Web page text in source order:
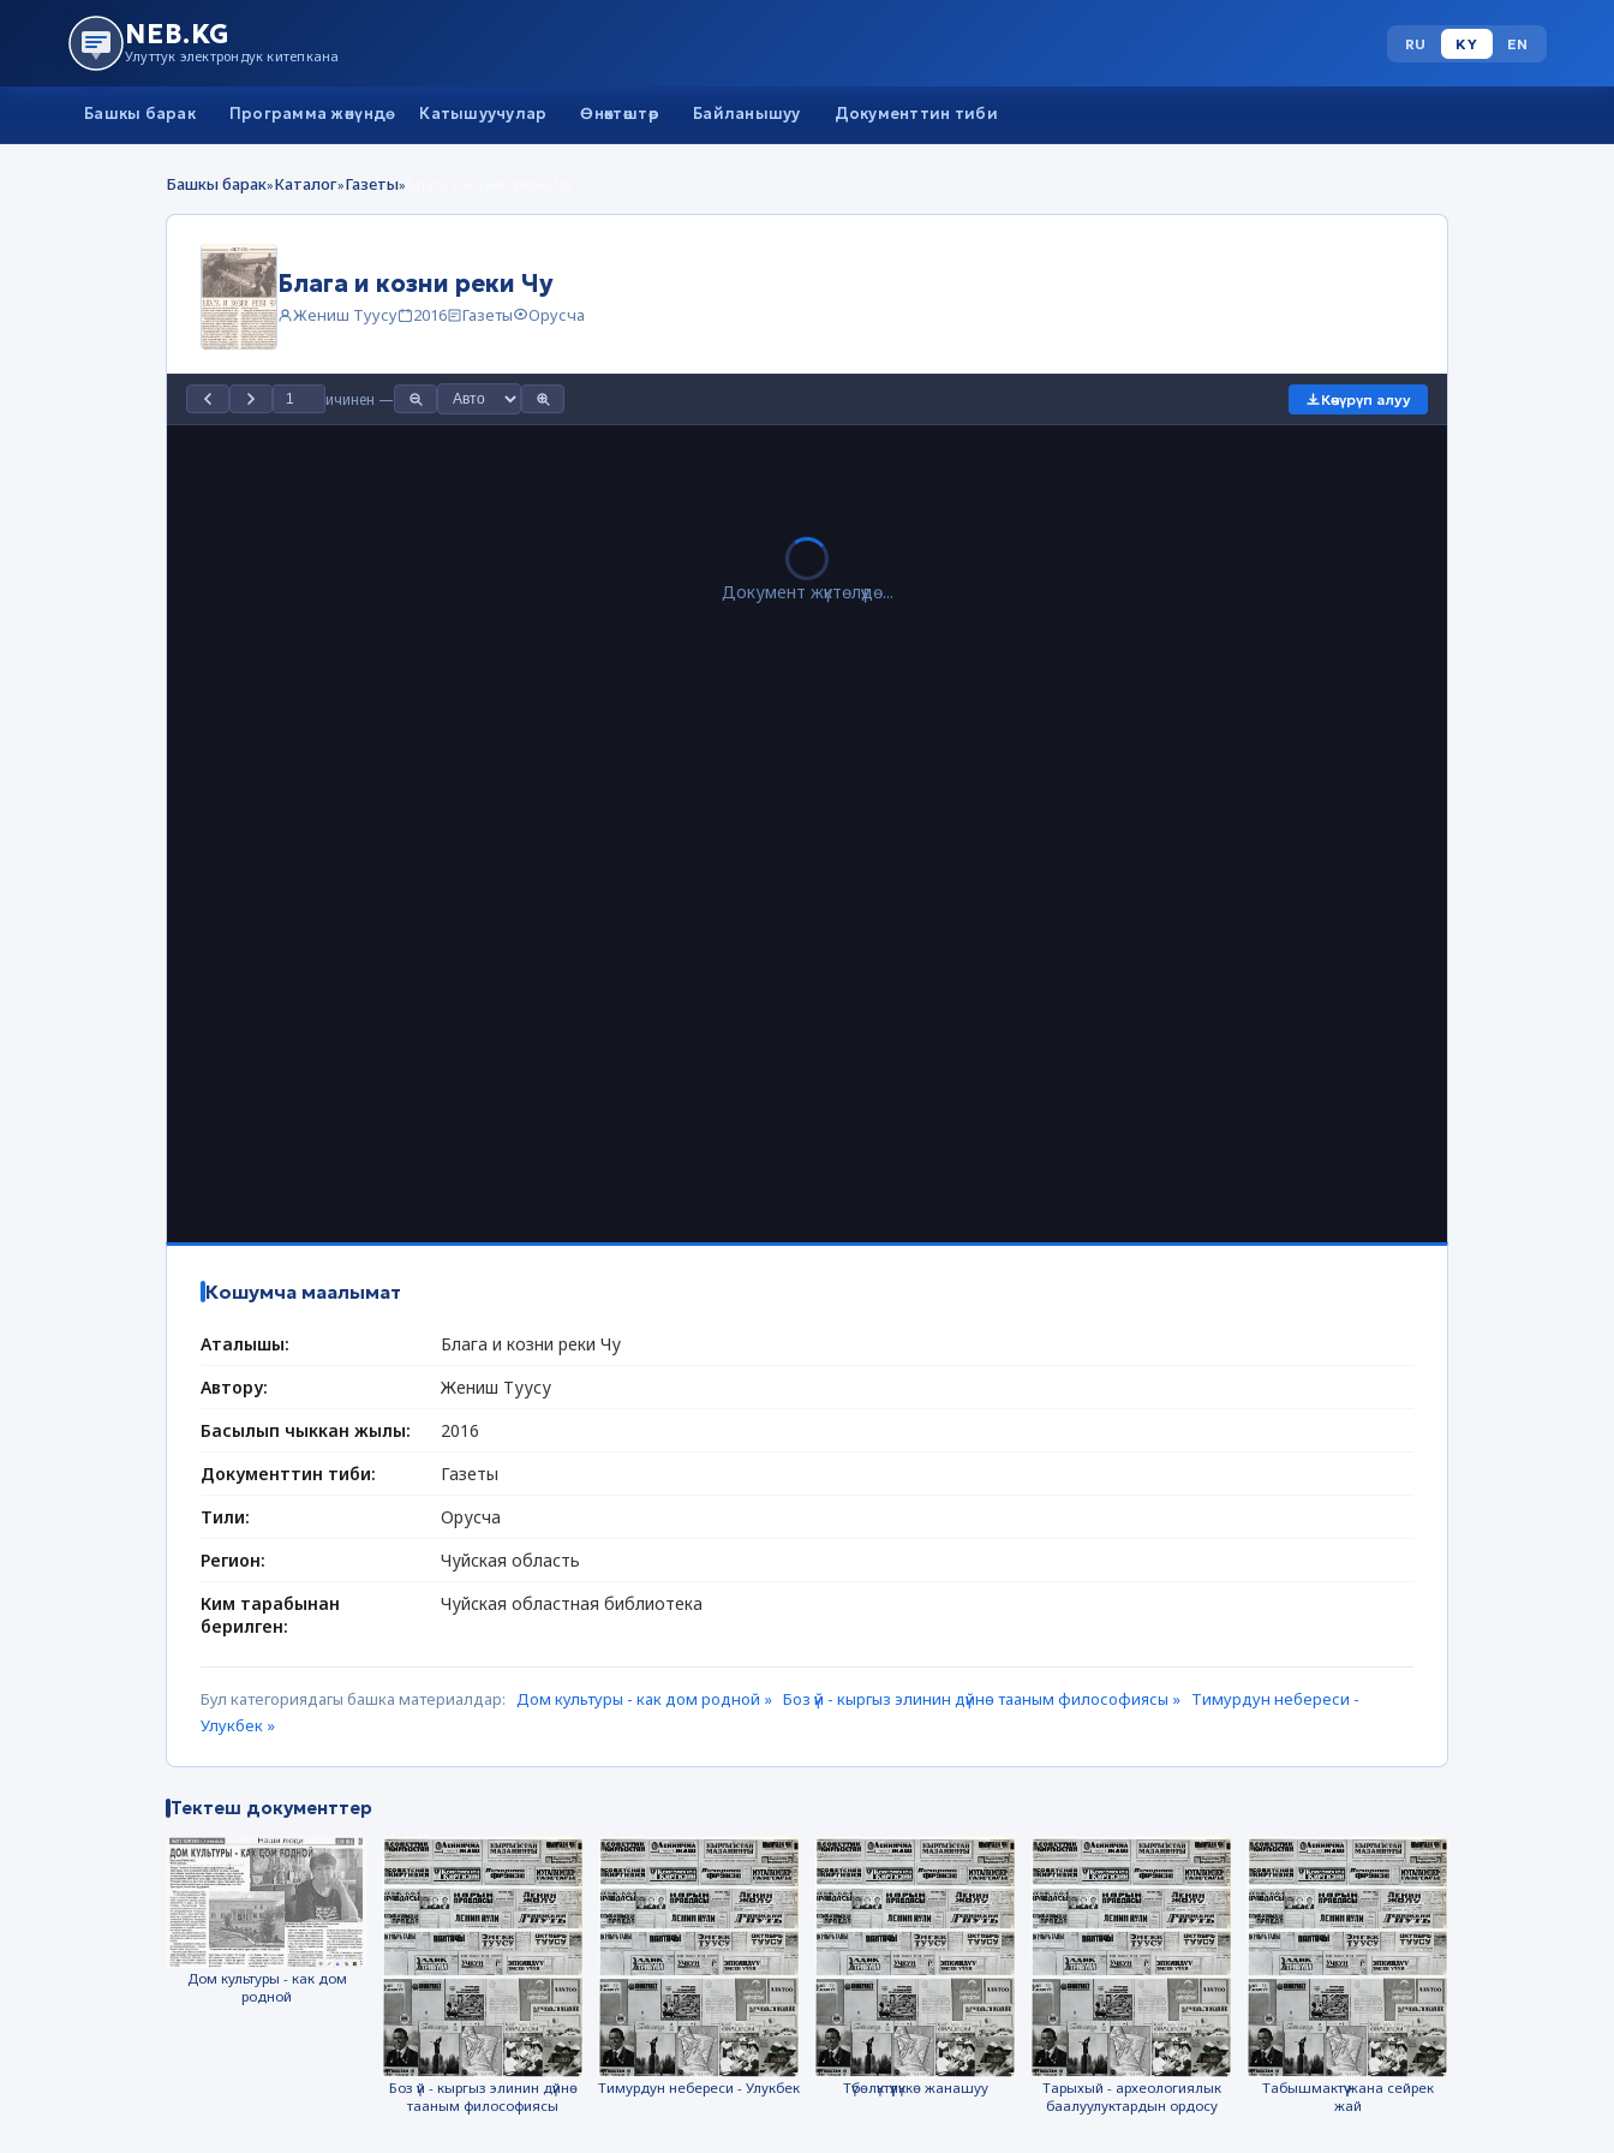
NEB.KG
Улуттук электрондук китепкана
RU KY EN
Башкы барак Программа жөнүндө Катышуучулар Өнөктөштөр Байланышуу Документтин тиби
Башкы барак»Каталог»Газеты»
Блага и козни реки Чу
Жениш Туусу 2016 Газеты Орусча
ичинен — Көчүрүп алуу
Документ жүктөлүүдө...
Кошумча маалымат
Аталышы:
Блага и козни реки Чу
Автору:
Жениш Туусу
Басылып чыккан жылы:
2016
Документтин тиби:
Газеты
Тили:
Орусча
Регион:
Чуйская область
Ким тарабынан
берилген:
Чуйская областная библиотека
Бул категориядагы башка материалдар: Дом культуры - как дом родной » Боз үй - кыргыз элинин дүйнө тааным философиясы » Тимурдун небереси -
Улукбек »
Тектеш документтер
Дом культуры - как дом
родной
Боз үй - кыргыз элинин дүйнө
тааным философиясы
Тимурдун небереси - Улукбек Түбөлүктүүлүккө жанашуу
Тарыхый - археологиялык
баалуулуктардын ордосу
Табышмактүү жана сейрек
жай